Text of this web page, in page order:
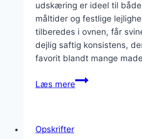
udskæring er ideel til
måltider og festlige
tilberedes i ovnen, får
dejlig saftig konsistens,
favorit blandt mange
Læs mereSvinemørbrad
Opskrifter